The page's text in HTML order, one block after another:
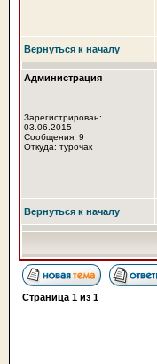
Вернуться к началу
Администрация
Зарегистрирован:
03.06.2015
Сообщения: 9
Откуда: турочак
Вернуться к началу
Страница 1 из 1